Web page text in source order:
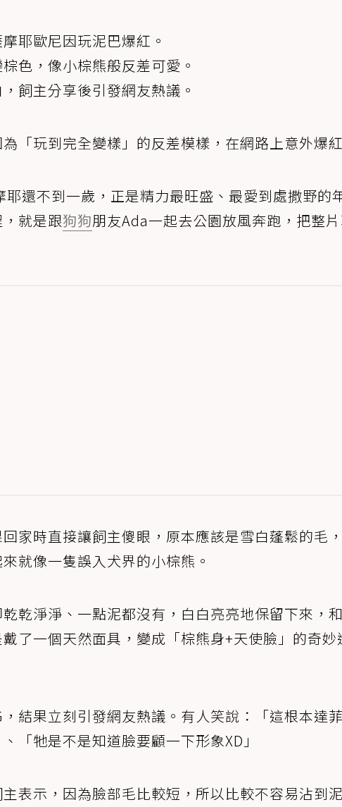
耶歐尼因玩泥巴爆紅。
色，像小棕熊般反差可愛。
飼主分享後引發網友熱議。
「玩到完全變樣」的反差模樣，在網路上意外爆
還不到一歲，正是精力最旺盛、最愛到處撒野的
就是跟狗狗朋友Ada一起去公園放風奔跑，把整
家時直接讓飼主傻眼，原本應該是雪白蓬鬆的毛
就像一隻誤入犬界的小棕熊。
乾淨淨、一點泥都沒有，白白亮亮地保留下來，
了一個天然面具，變成「棕熊身+天使臉」的奇妙
結果立刻引發網友熱議。有人笑說：「這根本達
「牠是不是知道臉要顧一下形象XD」
表示，因為臉部毛比較短，所以比較不容易沾到